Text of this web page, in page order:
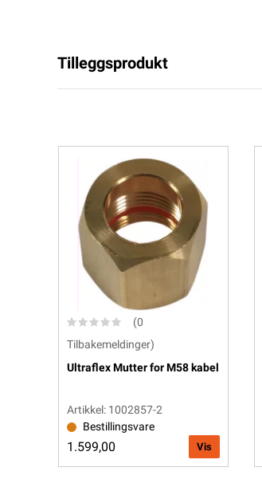
Tilleggsprodukt
(0
Tilbakemeldinger)
Ultraflex Mutter for M58 kabel
Artikkel: 1002857-2
Bestillingsvare
1.599,00 Vis